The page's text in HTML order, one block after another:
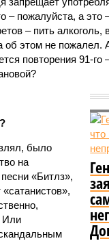
– пожалуйста, а это
– пить алкоголь,
об этом не пожалел.
повторения 91-го
было
на
«Битлз»,
Или